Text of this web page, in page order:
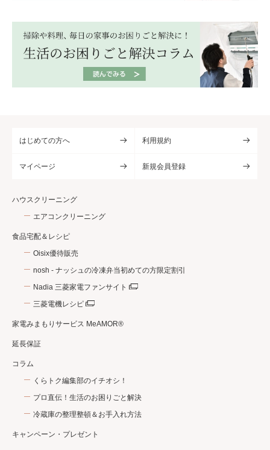
はじめての方へ 利用規約
マイページ 新規会員登録
ハウスクリーニング
エアコンクリーニング
食品宅配＆レシピ
Oisix優待販売
nosh - ナッシュの冷凍弁当初めての方限定割引
Nadia 三菱家電ファンサイト
三菱電機レシピ
家電みまもりサービス MeAMOR®
延長保証
コラム
くらトク編集部のイチオシ！
プロ直伝！生活のお困りごと解決
冷蔵庫の整理整頓＆お手入れ方法
キャンペーン・プレゼント